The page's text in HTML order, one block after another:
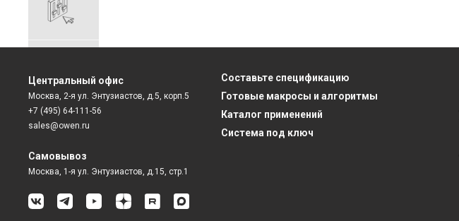
Центральный офис
Москва, 2-я ул. Энтузиастов, д.5, корп.5
+7 (495) 64-111-56
sales@owen.ru
Самовывоз
Москва, 1-я ул. Энтузиастов, д.15, стр.1
Составьте спецификацию
Готовые макросы и алгоритмы
Каталог применений
Система под ключ